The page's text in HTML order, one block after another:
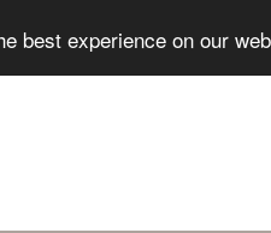
best experience on our